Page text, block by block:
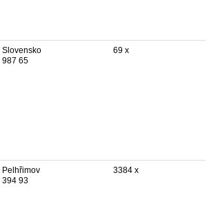
Slovensko
987 65
69 x
Pelhřimov
394 93
3384 x